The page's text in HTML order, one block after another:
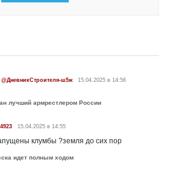
ш5ж 15.04.2025 в 14:56
лучший армрестлером России
15.04.2025 в 14:55
клумбы ?земля до сих пор
идет полным ходом